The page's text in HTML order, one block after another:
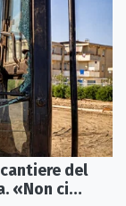
del
«Non ci